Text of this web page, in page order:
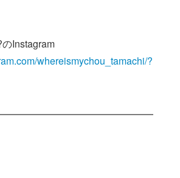
Instagram
whereismychou_tamachi/?